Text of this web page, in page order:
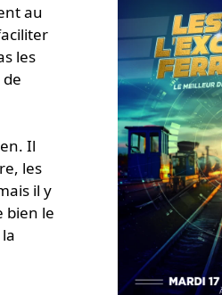
au
les
Il
les
il y
bien le